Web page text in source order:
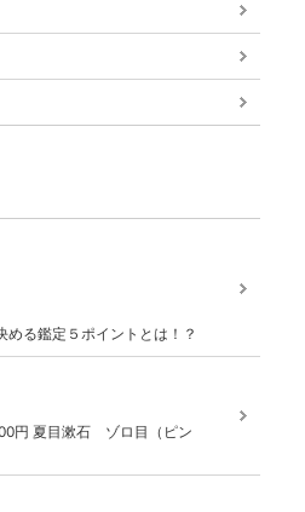
る鑑定５ポイントとは！？
円 夏目漱石 ゾロ目（ピン